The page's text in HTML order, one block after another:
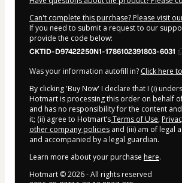
Can't complete this purchase? Please visit
If you need to submit a request to our
provide the code below:
CKTID-D97422250N1-1786102391803-6031
Was your information autofill in? Click here
By clicking 'Buy Now' I declare that I (i)
Hotmart is processing this order on behalf
and has no responsibility for the content
it; (ii) agree to Hotmart’sTerms of Use,
other company policies and (iii) am of legal
and accompanied by a legal guardian.
Learn more about your purchase here.
Hotmart ©2026- All rights reserved